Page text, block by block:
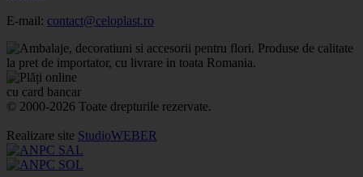
E-mail: contact@celoplast.ro
© 2000-2026 Toate drepturile rezervate.
Realizare site StudioWEBER